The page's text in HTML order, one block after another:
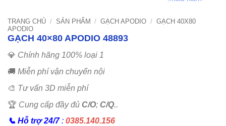
TRANG CHỦ / SẢN PHẨM / GẠCH APODIO / GẠCH 40X80
APODIO
GẠCH 40×80 APODIO 48893
💎 Chính hãng 100% loại 1
🚚 Miễn phí vận chuyển nội
🎨 Tư vấn 3D miễn phí
🏆 Cung cấp đầy đủ C/O; C/Q..
📞 Hỗ trợ 24/7: 0385.140.156